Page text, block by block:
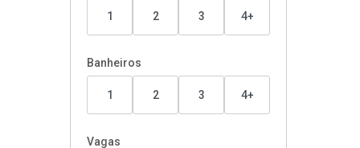
1 2 3 4+
Banheiros
1 2 3 4+
Vagas